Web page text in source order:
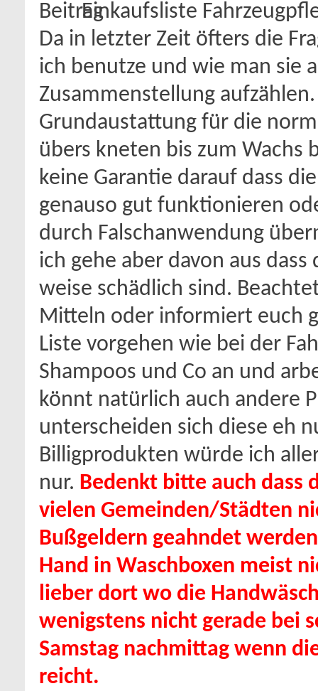
Einkaufsliste
Da in letzter Zeit öfters die
ich benutze und wie man sie
Zusammenstellung
Grundaustattung für die
übers kneten bis zum Wachs
keine Garantie darauf dass
genauso gut funktionieren
durch Falschanwendung
ich gehe aber davon aus
weise schädlich sind.
Mitteln oder informiert euch
Liste vorgehen wie bei der
Shampoos und Co an und
könnt natürlich auch andere
unterscheiden sich diese eh
Billigprodukten würde ich
nur. Bedenkt bitte auch dass
vielen Gemeinden/Städten
Bußgeldern geahndet
Hand in Waschboxen meist
lieber dort wo die
wenigstens nicht gerade bei
Samstag nachmittag wenn
reicht.